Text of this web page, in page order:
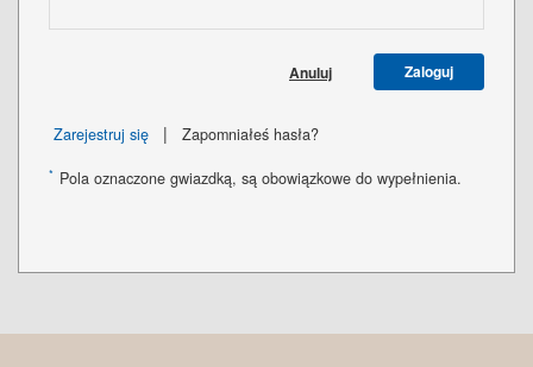
Anuluj Zaloguj
Zarejestruj się | Zapomniałeś hasła?
* Pola oznaczone gwiazdką, są obowiązkowe do wypełnienia.